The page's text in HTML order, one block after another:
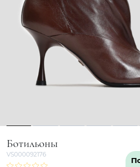
1 2 3 4 5
Ботильоны
VS000092176